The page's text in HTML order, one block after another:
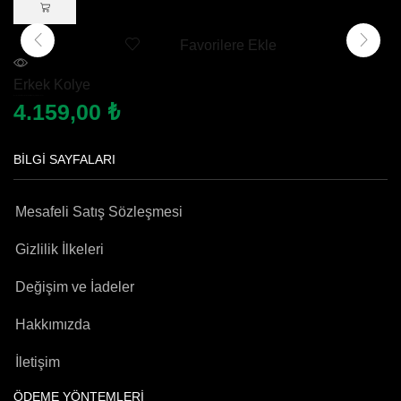
Favorilere Ekle
Erkek Kolye
4.159,00 ₺
BILGI SAYFALARI
Mesafeli Satış Sözleşmesi
Gizlilik İlkeleri
Değişim ve İadeler
Hakkımızda
İletişim
ÖDEME YÖNTEMLERI